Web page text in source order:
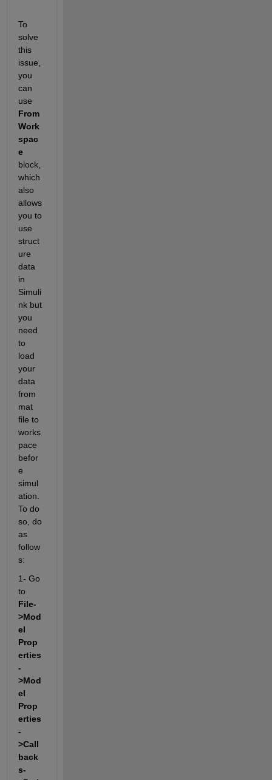
To
solve
this
issue,
you
can
use
From
Work
spac
e
block,
which
also
allows
you to
use
struct
ure
data
in
Simuli
nk but
you
need
to
load
your
data
from
mat
file to
works
pace
befor
e
simul
ation.
To do
so, do
as
follow
s:
1- Go
to
File-
>Mod
el
Prop
erties
-
>Mod
el
Prop
erties
-
>Call
back
s-